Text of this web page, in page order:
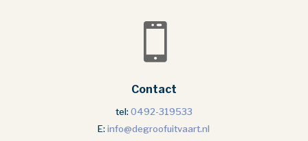

Contact
tel:0492-319533
E:info@degroofuitvaart.nl